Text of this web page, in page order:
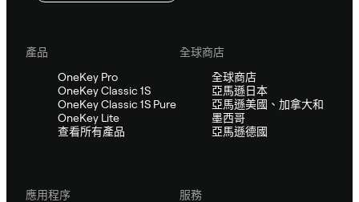
產品
OneKey Pro
OneKey Classic 1S
OneKey Classic 1S Pure
OneKey Lite
查看所有產品
全球商店
全球商店
亞馬遜日本
亞馬遜美國、加拿大和
墨西哥
亞馬遜德國
應用程序
服務